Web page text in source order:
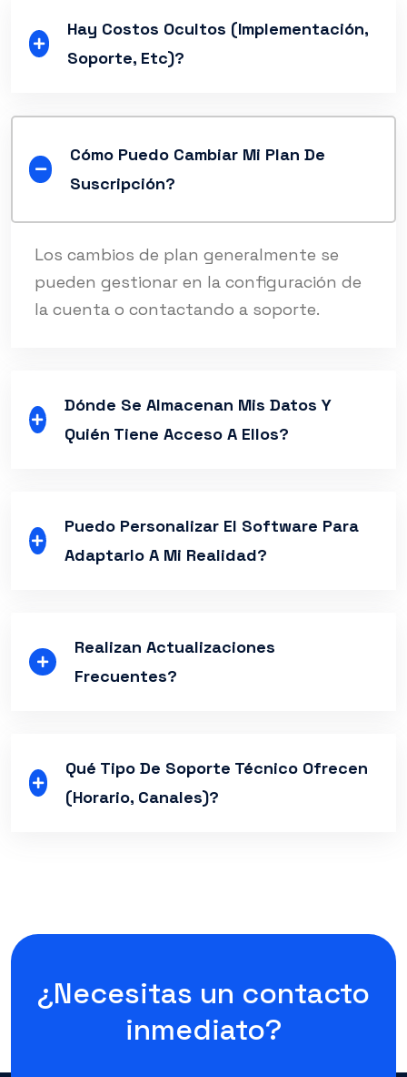
Hay Costos Ocultos (implementación,
Soporte, Etc)?
Cómo Puedo Cambiar Mi Plan De
Suscripción?
Los cambios de plan generalmente se
pueden gestionar en la configuración de
la cuenta o contactando a soporte.
Dónde Se Almacenan Mis Datos Y
Quién Tiene Acceso A Ellos?
Puedo Personalizar El Software Para
Adaptarlo A Mi Realidad?
Realizan Actualizaciones
Frecuentes?
Qué Tipo De Soporte Técnico Ofrecen
(horario, Canales)?
¿Necesitas un contacto
inmediato?